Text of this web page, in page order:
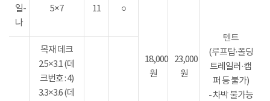
18,000
원
23,000
원
텐트
(루프탑·폴딩
트레일러·캠
퍼 등 불가)
- 차박 불가능
일-
나
5×7 11 ○
목재 데크
2.5×3.1 (데
크번호 : 4)
3.3×3.6 (데